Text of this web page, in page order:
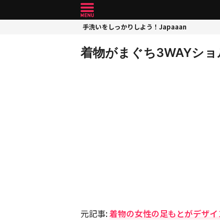
手洗いをしっかりしよう！Japaaan
着物がまぐち3WAYシ
元記事:着物の女性の足もとがデザ